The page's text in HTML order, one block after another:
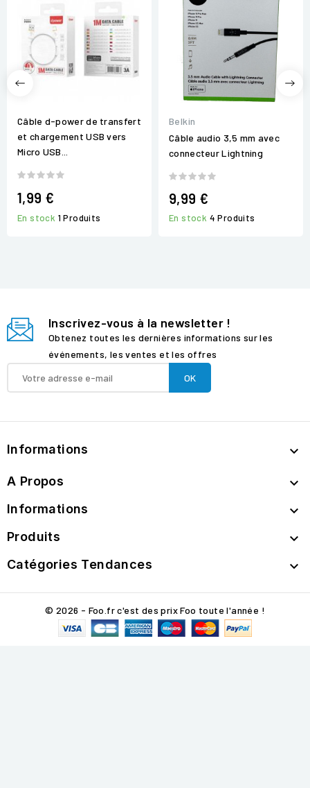
Câble d-power de transfert
et chargement USB vers
Micro USB...
1,99 €
En stock 1 Produits
Belkin
Câble audio 3,5 mm avec
connecteur Lightning
9,99 €
En stock 4 Produits
Inscrivez-vous à la newsletter !
Obtenez toutes les dernières informations sur les
événements, les ventes et les offres
Informations 
A Propos 
Informations 
Produits 
Catégories Tendances 
© 2026 - Foo.fr c'est des prix Foo toute l'année !